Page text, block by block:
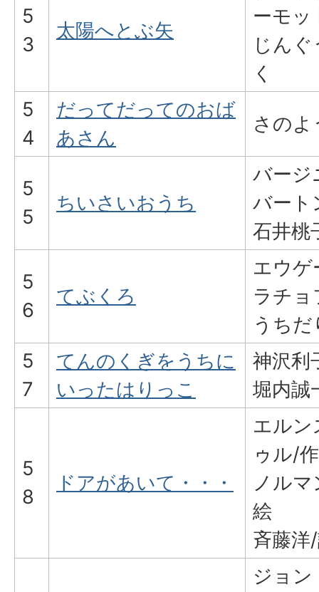
5
3
太陽へとぶ矢
ーモッ
じん
く
5
4
だってだってのおば
あさん
さの
5
5
ちいさいおうち
バージ
バート
石井桃
5
6
てぶくろ
エウゲ
ラチ
うち
5
7
てんのくぎをうちに
いったはりっこ
神沢利
堀内誠
5
8
ドアがあいて・・・
エルン
ゥル/作
ノル
絵
斉藤洋
ジョン